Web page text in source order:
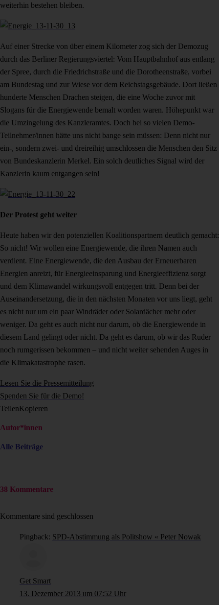
weiterhin bestehen bleiben.
Auf einer Strecke von über einem Kilometer zog sich der Demozug
durch das Berliner Regierungsviertel: Vom Hauptbahnhof aus entlang
der Spree, durch die Friedrichstraße und die Dorotheenstraße, vorbei
am Bundestag und zur Wiese vor dem Reichstagsgebäude. Dort ließen
hunderte Menschen Drachen steigen, die eine Woche zuvor mit
Slogans für die Energiewende bemalt worden waren. Höhepunkt war
die Umzingelung des Kanzleramtes. Doch bei so vielen Demo-
Teilnehmer/innen hätte uns nicht bange sein müssen: Denn nicht nur
ein-, sondern zwei- und dreireihig umschlossen die Menschen den Sitz
von Bundeskanzlerin Merkel. Ein solch deutliches Signal wird der
Kanzlerin kaum entgangen sein!
Der Protest geht weiter
Heute haben wir den potenziellen Koalitionspartnern deutlich gemacht:
So nicht! Wir wollen eine Energiewende, die ihren Namen auch
verdient. Eine Energiewende, die den Ausbau der Erneuerbaren
Energien anreizt, für Energieeinsparung und Energieeffizienz sorgt
und dem Klimawandel wirkungsvoll entgegen tritt. Denn bei der
Auseinandersetzung, die in den nächsten Monaten vor uns liegt, geht
es nicht nur um ein paar Windräder oder Solardächer mehr oder
weniger. Da geht es auch nicht nur darum, ob die Energiewende in
diesem Land gelingt oder nicht. Da geht es darum, ob wir das Ruder
noch rumgerissen bekommen – und nicht weiter sehenden Auges in
die Klimakatastrophe rasen.
Lesen Sie die Pressemitteilung
Spenden Sie für die Demo!
TeilenKopieren
Autor*innen
Alle Beiträge
38 Kommentare
Kommentare sind geschlossen
Pingback: SPD-Abstimmung als Politshow « Peter Nowak
Get Smart
13. Dezember 2013 um 07:52 Uhr